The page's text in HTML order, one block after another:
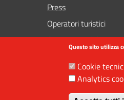
Press
Operatori turistici
Organizzatori di eventi
Questo sito utilizza
Cookie
Analytics